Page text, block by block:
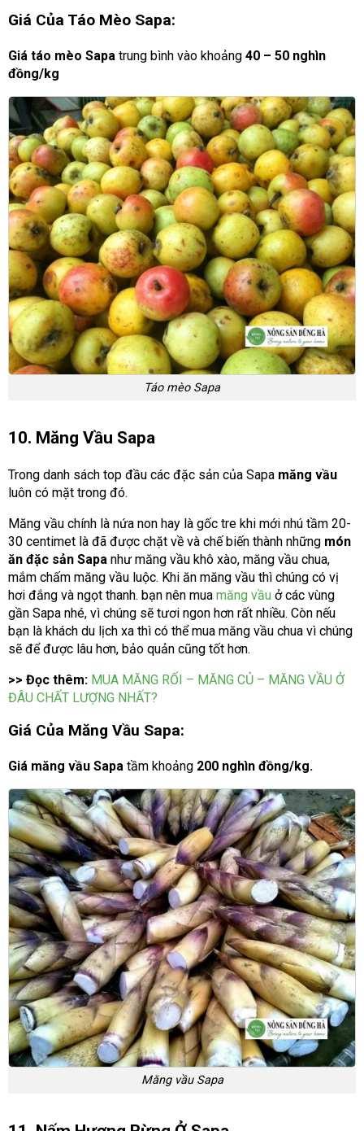
Giá Của Táo Mèo Sapa:
Giá táo mèo Sapa trung bình vào khoảng 40 – 50 nghìn
đồng/kg
Táo mèo Sapa
10. Măng Vầu Sapa
Trong danh sách top đầu các đặc sản của Sapa măng vầu
luôn có mặt trong đó.
Măng vầu chính là nứa non hay là gốc tre khi mới nhú tầm 20-
30 centimet là đã được chặt về và chế biến thành những món
ăn đặc sản Sapa như măng vầu khô xào, măng vầu chua,
mắm chấm măng vầu luộc. Khi ăn măng vầu thì chúng có vị
hơi đắng và ngọt thanh. bạn nên mua măng vầu ở các vùng
gần Sapa nhé, vì chúng sẽ tươi ngon hơn rất nhiều. Còn nếu
bạn là khách du lịch xa thì có thể mua măng vầu chua vì chúng
sẽ để được lâu hơn, bảo quản cũng tốt hơn.
>> Đọc thêm: MUA MĂNG RỐI – MĂNG CỦ – MĂNG VẦU Ở
ĐÂU CHẤT LƯỢNG NHẤT?
Giá Của Măng Vầu Sapa:
Giá măng vầu Sapa tầm khoảng 200 nghìn đồng/kg.
Măng vầu Sapa